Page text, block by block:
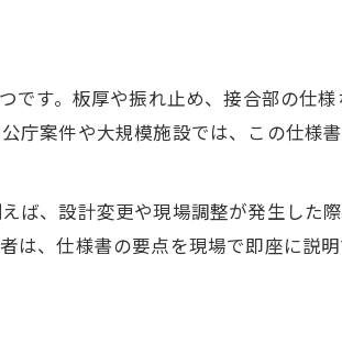
す。板厚や振れ止め、接合部の仕様
庁案件や大規模施設では、この仕様
ば、設計変更や現場調整が発生した
は、仕様書の要点を現場で即座に説